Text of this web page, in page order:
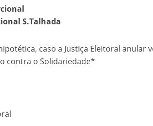
S.Talhada
caso a Justiça Eleitoral anular
contra o Solidariedade*